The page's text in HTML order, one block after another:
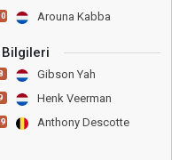
Arouna Kabba
Bilgileri
Gibson Yah
Henk Veerman
Anthony Descotte